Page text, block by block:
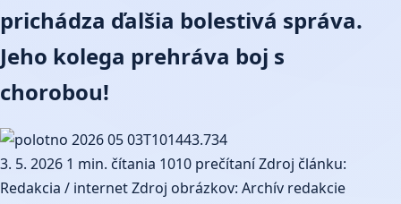
prichádza ďalšia bolestivá správa.
Jeho kolega prehráva boj s
chorobou!
3. 5. 2026 1 min. čítania 1010 prečítaníZdroj článku:
Redakcia / internetZdroj obrázkov: Archív redakcie